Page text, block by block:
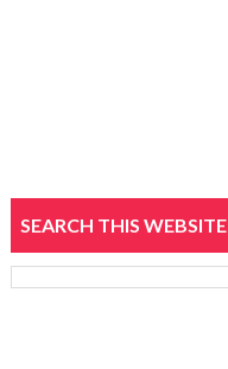
SEARCH THIS WEBSITE